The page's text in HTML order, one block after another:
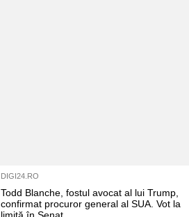
DIGI24.RO
Todd Blanche, fostul avocat al lui Trump,
confirmat procuror general al SUA. Vot la